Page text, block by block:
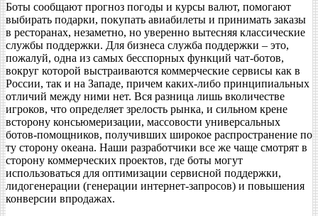
Боты сообщают прогноз погоды и курсы валют, помогают
выбирать подарки, покупать авиабилеты и принимать заказы
в ресторанах, незаметно, но уверенно вытесняя классические
службы поддержки. Для бизнеса служба поддержки – это,
пожалуй, одна из самых бесспорных функций чат-ботов,
вокруг которой выстраиваются коммерческие сервисы как в
России, так и на Западе, причем каких-либо принципиальных
отличий между ними нет. Вся разница лишь вколичестве
игроков, что определяет зрелость рынка, и сильном крене
всторону консьюмеризации, массовости универсальных
ботов-помощников, получивших широкое распространение по
ту сторону океана. Наши разработчики все же чаще смотрят в
сторону коммерческих проектов, где боты могут
использоваться для оптимизации сервисной поддержки,
лидогенерации (генерации интернет-запросов) и повышения
конверсии впродажах.